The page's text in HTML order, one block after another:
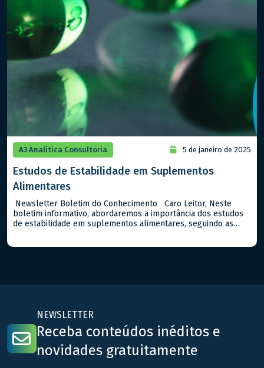
A3 Analítica Consultoria 5 de janeiro de 2025
Estudos de Estabilidade em Suplementos
Alimentares
Newsletter Boletim do Conhecimento Caro Leitor, Neste
boletim informativo, abordaremos a importância dos estudos
de estabilidade em suplementos alimentares, seguindo as
NEWSLETTER
Receba conteúdos inéditos e
novidades gratuitamente